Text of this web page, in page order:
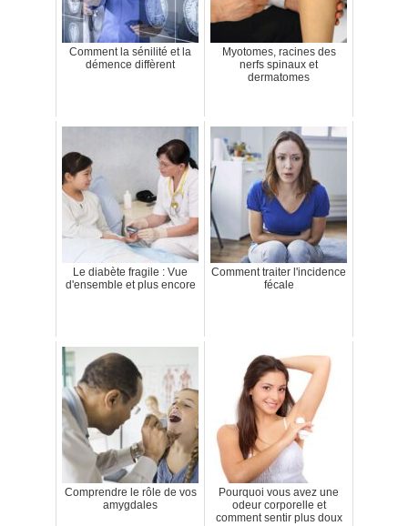
Comment la sénilité et la
démence diffèrent
Myotomes, racines des
nerfs spinaux et
dermatomes
Le diabète fragile : Vue
d'ensemble et plus encore
Comment traiter l'incidence
fécale
Comprendre le rôle de vos
amygdales
Pourquoi vous avez une
odeur corporelle et
comment sentir plus doux